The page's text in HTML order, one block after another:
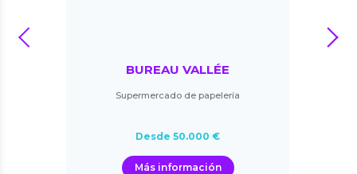
BUREAU VALLÉE
Supermercado de papelería
Desde 50.000 €
Más información
prev next